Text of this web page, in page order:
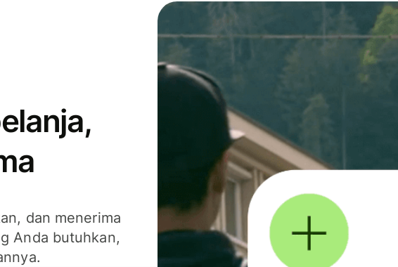
dan menerima
Anda butuhkan,